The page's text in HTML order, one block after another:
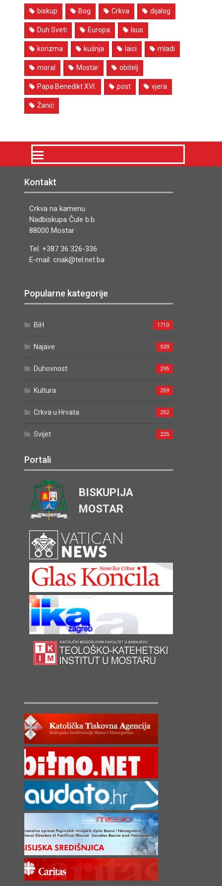
biskup Bog Crkva dijalog
Duh Sveti Europa Isus
korizma kušnja laici mladi
moral Mostar obitelj
Papa Benedikt XVI. post vjera
Žanić
Kontakt
Crkva na kamenu
Nadbiskupa Čule b.b.
88000 Mostar
Tel. +387 36 326-336
E-mail: cnak@tel.net.ba
Popularne kategorije
BiH 1710
Najave 539
Duhovnost 295
Kultura 259
Crkva u Hrvata 252
Svijet 225
Portali
BISKUPIJA
MOSTAR